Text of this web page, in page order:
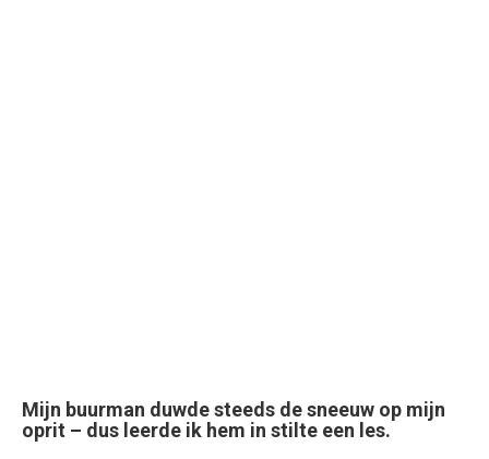
Mijn buurman duwde steeds de sneeuw op mijn
oprit – dus leerde ik hem in stilte een les.